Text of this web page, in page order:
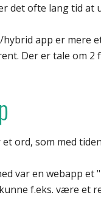
det ofte lang tid at
hybrid app er mere
Der er tale om 2
et ord, som med
var en webapp
f.eks. være et